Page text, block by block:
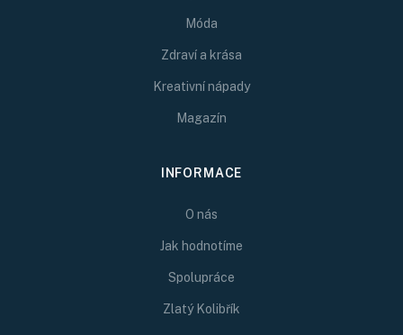
Móda
Zdraví a krása
Kreativní nápady
Magazín
INFORMACE
O nás
Jak hodnotíme
Spolupráce
Zlatý Kolibřík